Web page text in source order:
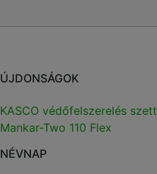
ÚJDONSÁGOK
KASCO védőfelszerelés szett
Mankar-Two 110 Flex
NÉVNAP